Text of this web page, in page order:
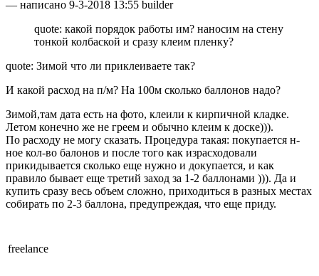
— написано 9-3-2018 13:55 builder
quote: какой порядок работы им? наносим на стену
тонкой колбаской и сразу клеим пленку?
quote: Зимой что ли приклеиваете так?
И какой расход на п/м? На 100м сколько баллонов надо?
Зимой,там дата есть на фото, клеили к кирпичной кладке.
Летом конечно же не греем и обычно клеим к доске))).
По расходу не могу сказать. Процедура такая: покупается н-
ное кол-во балонов и после того как израсходовали
прикидывается сколько еще нужно и докупается, и как
правило бывает еще третий заход за 1-2 баллонами ))). Да и
купить сразу весь объем сложно, приходиться в разных местах
собирать по 2-3 баллона, предупреждая, что еще приду.
freelance